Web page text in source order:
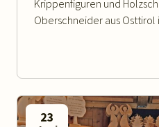
Krippenfiguren und
Oberschneider aus Osttirol
23